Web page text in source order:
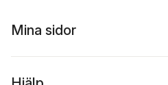
Mina sidor